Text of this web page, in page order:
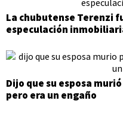
La chubutense Terenzi
especulación
Dijo que su esposa
pero era un engaño